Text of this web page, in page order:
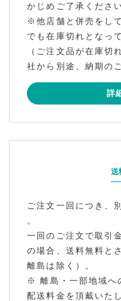
かじめご了承くださ
※他店舗と併売をし
でも在庫切れとなっ
（ご注文品が在庫切
社から別途、納期の
詳
送
ご注文一回につき、
。
一回のご注文で取引
の場合、送料無料と
離島は除く）。
※ 離島・一部地域へ
配送料金を頂戴いた